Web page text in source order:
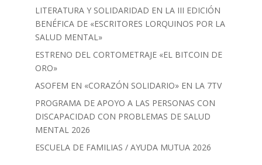
LITERATURA Y SOLIDARIDAD EN LA III EDICIÓN
BENÉFICA DE «ESCRITORES LORQUINOS POR LA
SALUD MENTAL»
ESTRENO DEL CORTOMETRAJE «EL BITCOIN DE
ORO»
ASOFEM EN «CORAZÓN SOLIDARIO» EN LA 7TV
PROGRAMA DE APOYO A LAS PERSONAS CON
DISCAPACIDAD CON PROBLEMAS DE SALUD
MENTAL 2026
ESCUELA DE FAMILIAS / AYUDA MUTUA 2026